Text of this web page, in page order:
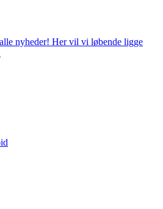
nyheder! Her vil vi løbende ligge